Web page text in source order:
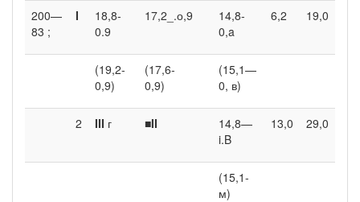
200—
83 ;
I
18,8-
0.9
17,2_.о,9
14,8-
0,a
6,2 19,0
(19,2-
0,9)
(17,6-
0,9)
(15,1—
0, в)
2 III г ■II
14,8—
i.B
13,0 29,0
(15,1-
м)